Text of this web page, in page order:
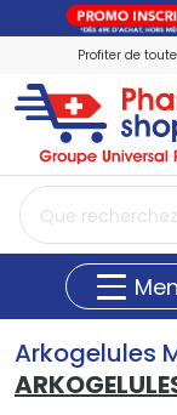
Profiter de
Arkogelules